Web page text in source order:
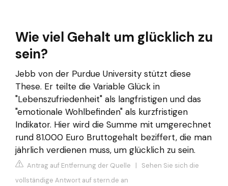
Wie viel Gehalt um glücklich zu
sein?
Jebb von der Purdue University stützt diese
These. Er teilte die Variable Glück in
"Lebenszufriedenheit" als langfristigen und das
"emotionale Wohlbefinden" als kurzfristigen
Indikator. Hier wird die Summe mit umgerechnet
rund 81.000 Euro Bruttogehalt beziffert, die man
jährlich verdienen muss, um glücklich zu sein.
Antrag auf Entfernung der Quelle | Sehen Sie sich die
vollständige Antwort auf stern.de an